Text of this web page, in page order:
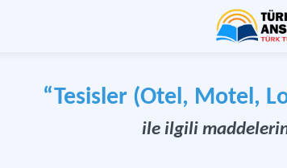
“Tesisler (Otel, Motel,
ile ilgili